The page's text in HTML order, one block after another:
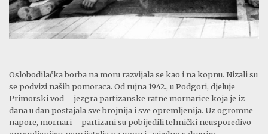
Oslobodilačka borba na moru razvijala se kao i na kopnu. Nizali su
se podvizi naših pomoraca. Od rujna 1942., u Podgori, djeluje
Primorski vod – jezgra partizanske ratne mornarice koja je iz
dana u dan postajala sve brojnija i sve opremljenija. Uz ogromne
napore, mornari – partizani su pobijedili tehnički neusporedivo